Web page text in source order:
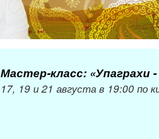
Мастер-класс: «Упаграхи
17, 19 и 21 августа в 19:00 по